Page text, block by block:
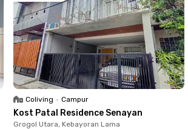
Coliving • Campur
Kost Patal Residence Senayan
Grogol Utara, Kebayoran Lama